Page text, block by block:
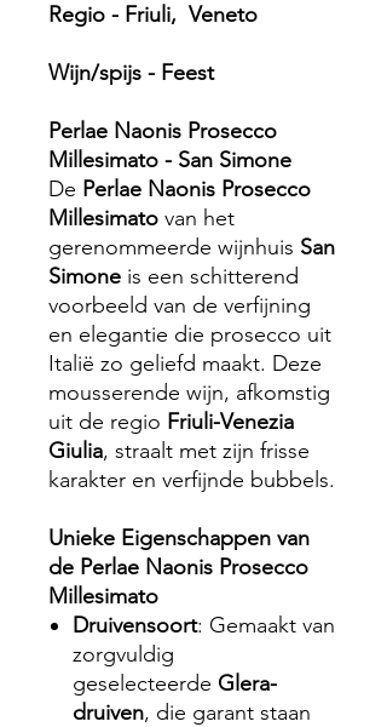
Regio - Friuli, Veneto
Wijn/spijs - Feest
Perlae Naonis Prosecco
Millesimato - San Simone
De Perlae Naonis Prosecco
Millesimato van het
gerenommeerde wijnhuis San
Simone is een schitterend
voorbeeld van de verfijning
en elegantie die prosecco uit
Italië zo geliefd maakt. Deze
mousserende wijn, afkomstig
uit de regio Friuli-Venezia
Giulia, straalt met zijn frisse
karakter en verfijnde bubbels.
Unieke Eigenschappen van
de Perlae Naonis Prosecco
Millesimato
Druivensoort: Gemaakt van
zorgvuldig
geselecteerde Glera-
druiven, die garant staan